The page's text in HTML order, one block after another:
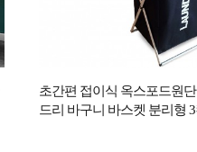
초간편 접이식 옥스포드원단
드리 바구니 바스켓 분리형